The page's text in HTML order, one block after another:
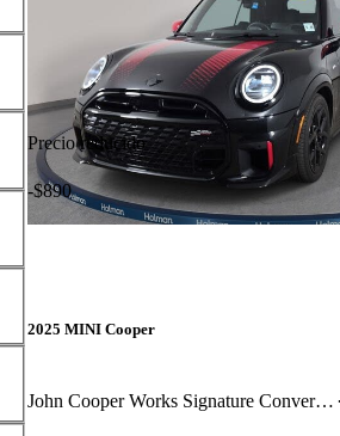
Precio reducido
-$890
2025 MINI Cooper
John Cooper Works Signature Convertible FWD